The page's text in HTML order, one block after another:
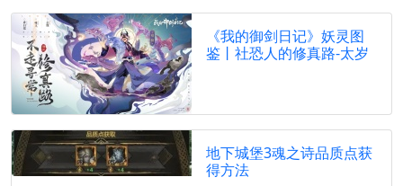
《我的御剑日记》妖灵图
鉴丨社恐人的修真路-太岁
地下城堡3魂之诗品质点获
得方法